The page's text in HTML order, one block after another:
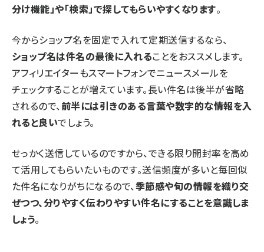
分け機能」や「検索」で探してもらいやすくなります。
今からショップ名を固定で入れて定期送信するなら、
ショップ名は件名の最後に入れることをおススメします。
アフィリエイターもスマートフォンでニュースメールを
チェックすることが増えています。長い件名は後半が省略
されるので、前半には引きのある言葉や数字的な情報を入
れると良いでしょう。
せっかく送信しているのですから、できる限り開封率を高め
て活用してもらいたいものです。送信頻度が多いと毎回似
た件名になりがちになるので、季節感や旬の情報を織り交
ぜつつ、分りやすく伝わりやすい件名にすることを意識しま
しょう。